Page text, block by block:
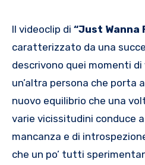
Il videoclip di “Just Wanna
caratterizzato da una
descrivono quei momenti
un’altra persona che porta
nuovo equilibrio che una
varie vicissitudini conduce
mancanza e di
che un po’ tutti